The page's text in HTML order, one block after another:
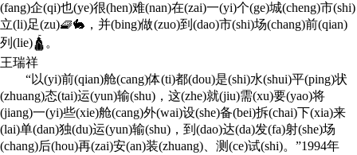
(fang)企(qi)也(ye)很(hen)难(nan)在(zai)一(yi)个(ge)城(cheng)市(shi)
立(li)足(zu)🧇🐇，并(bing)做(zuo)到(dao)市(shi)场(chang)前(qian)
列(lie)🛕。
王瑞祥
“以(yi)前(qian)舱(cang)体(ti)都(dou)是(shi)水(shui)平(ping)状
(zhuang)态(tai)运(yun)输(shu)，这(zhe)就(jiu)需(xu)要(yao)将
(jiang)一(yi)些(xie)舱(cang)外(wai)设(she)备(bei)拆(chai)下(xia)来
(lai)单(dan)独(du)运(yun)输(shu)，到(dao)达(da)发(fa)射(she)场
(chang)后(hou)再(zai)安(an)装(zhuang)、测(ce)试(shi)。”1994年